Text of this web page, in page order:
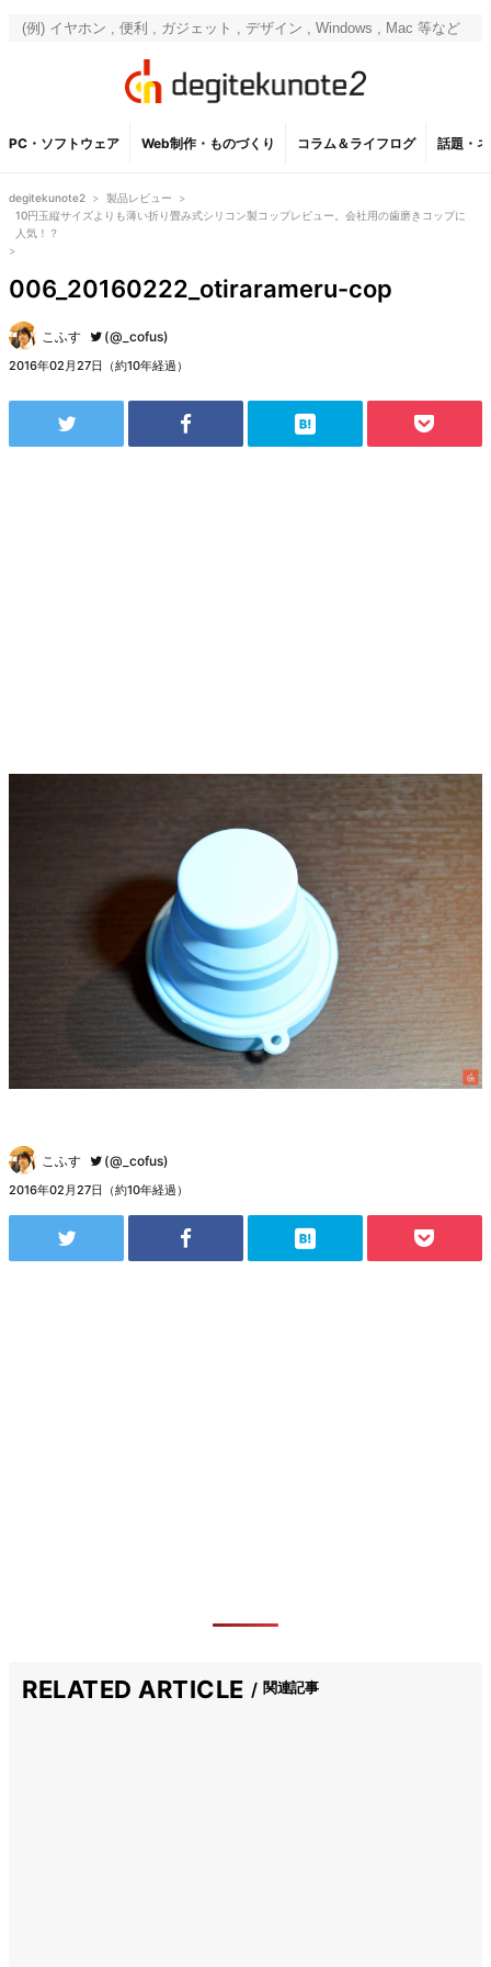
PC・ソフトウェア Web制作・ものづくり コラム＆ライフログ 話題・
degitekunote2 > 製品レビュー
>
10円玉縦サイズよりも薄い折り畳み式シリコン製コップレビュー。会社用の歯磨きコップに
人気！？
>
006_20160222_otirarameru-cop
こふす (@_cofus)
2016年02月27日（約10年経過）
こふす (@_cofus)
2016年02月27日（約10年経過）
RELATED ARTICLE 関連記事